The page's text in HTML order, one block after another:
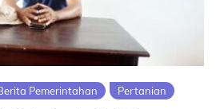
Pemerintahan Pertanian